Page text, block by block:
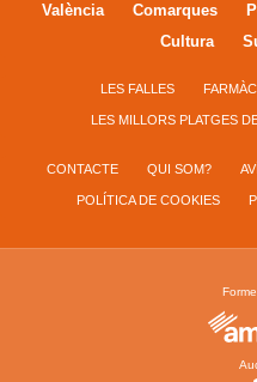
València Comarques
Cultura
LES FALLES
LES MILLORS PLATGES
CONTACTE QUI SOM?
POLÍTICA DE COOKIES